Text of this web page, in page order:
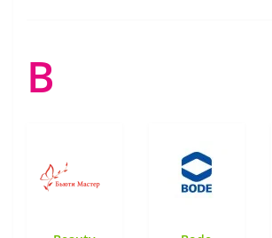
B